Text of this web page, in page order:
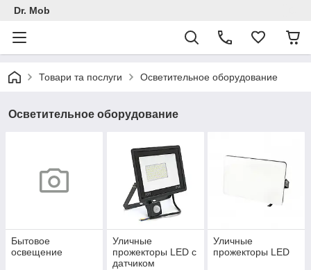
Dr. Mob
Товари та послуги Осветительное оборудование
Осветительное оборудование
Бытовое
освещение
Уличные
прожекторы LED с
датчиком
Уличные
прожекторы LED